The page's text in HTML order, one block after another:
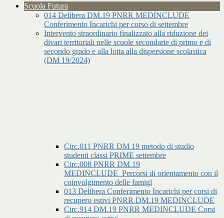
Scuola Futura
014 Delibera DM.19 PNRR MEDINCLUDE
Conferimento Incarichi per corso di settembre
Intervento straordinario finalizzato alla riduzione dei
divari territoriali nelle scuole secondarie di primo e di
secondo grado e alla lotta alla dispersione scolastica
(DM 19/2024)
Circ.011 PNRR DM 19 metodo di studio
studenti classi PRIME settembre
Circ.008 PNRR DM.19
MEDINCLUDE_Percorsi di orientamento con il
coinvolgimento delle famigl
013 Delibera Conferimento Incarichi per corsi di
recupero estivi PNRR DM.19 MEDINCLUDE
Circ.914 DM.19 PNRR MEDINCLUDE Corsi